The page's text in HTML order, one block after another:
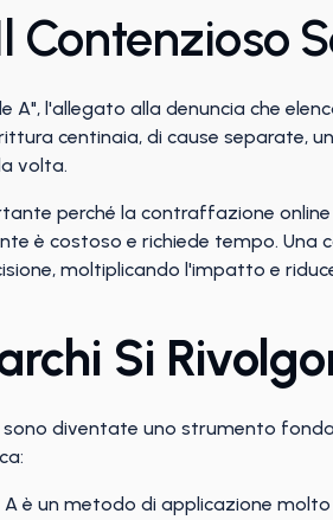
Contenzioso
A", l'allegato alla denuncia che
centinaia, di cause separate,
volta.
perché la contraffazione
è costoso e richiede tempo.
moltiplicando l'impatto e
Si
sono diventate uno strumento
A è un metodo di applicazione